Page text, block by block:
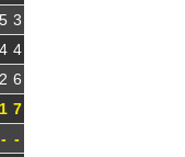
5 3
4 4
2 6
1 7
- -